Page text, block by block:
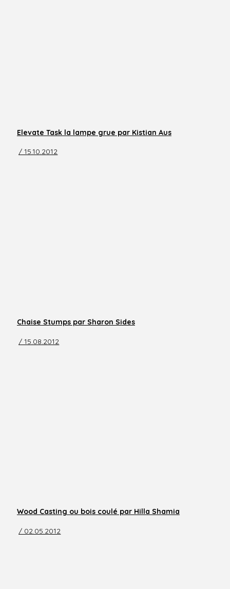
Elevate Task la lampe grue par Kistian Aus
/ 15.10.2012
Chaise Stumps par Sharon Sides
/ 15.08.2012
Wood Casting ou bois coulé par Hilla Shamia
/ 02.05.2012